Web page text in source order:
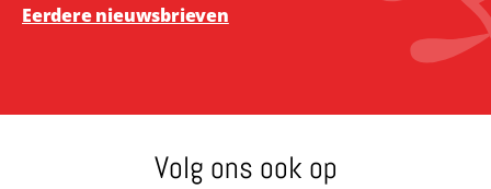
Eerdere nieuwsbrieven
Volg ons ook op